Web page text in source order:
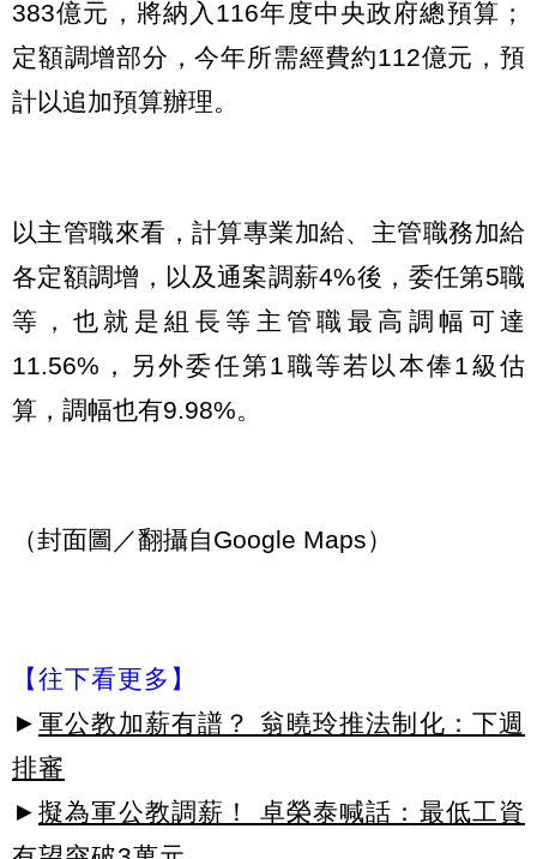
383億元，將納入116年度中央政府總預算；
定額調增部分，今年所需經費約112億元，預
計以追加預算辦理。
以主管職來看，計算專業加給、主管職務加給
各定額調增，以及通案調薪4%後，委任第5職
等，也就是組長等主管職最高調幅可達
11.56%，另外委任第1職等若以本俸1級估
算，調幅也有9.98%。
（封面圖／翻攝自Google Maps）
【往下看更多】
► 軍公教加薪有譜？ 翁曉玲推法制化：下週
排審
► 擬為軍公教調薪！ 卓榮泰喊話：最低工資